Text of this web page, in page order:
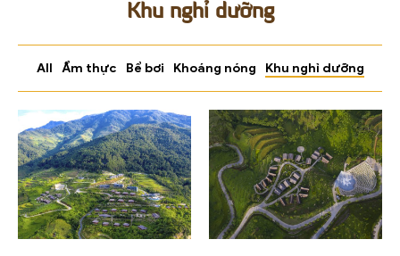
Khu nghỉ dưỡng
All Ẩm thực Bể bơi Khoáng nóng Khu nghỉ dưỡng